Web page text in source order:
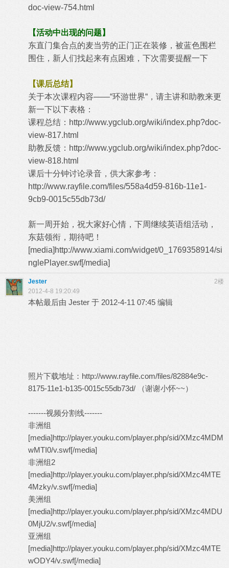
doc-view-754.html
【活动中出现的问题】
东直门集合点的麦当劳的正门正在装修，被蓝色围栏
围住，新人们找起来有点困难，下次需要提醒一下
【课后总结】
关于本次课程内容——“环游世界“，请主讲和助教来更
新一下以下表格：
课程总结： http://www.ygclub.org/wiki/index.php?doc-
view-817.html
助教反馈： http://www.ygclub.org/wiki/index.php?doc-
view-818.html
课后十分钟讨论录音，供大家参考：
http://www.rayfile.com/files/558a4d59-816b-11e1-
9cb9-0015c55db73d/
新一周开始，祝大家好心情，下周继续英语组活动，
东菇领衔，期待吧！
[media]http://www.xiami.com/widget/0_1769358914/si
nglePlayer.swf[/media]
2楼
Jester
2012-4-8 19:20:49
本帖最后由 Jester 于 2012-4-11 07:45 编辑
照片下载地址： http://www.rayfile.com/files/82884e9c-
8175-11e1-b135-0015c55db73d/ （谢谢小怀~~）
-------视频分割线-------
非洲组
[media]http://player.youku.com/player.php/sid/XMzc4MDM
wMTI0/v.swf[/media]
非洲组2
[media]http://player.youku.com/player.php/sid/XMzc4MTE
4Mzky/v.swf[/media]
美洲组
[media]http://player.youku.com/player.php/sid/XMzc4MDU
0MjU2/v.swf[/media]
亚洲组
[media]http://player.youku.com/player.php/sid/XMzc4MTE
wODY4/v.swf[/media]